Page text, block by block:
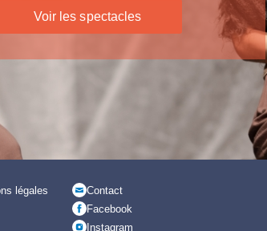
Voir les spectacles
légales
Contact
Facebook
Instagram